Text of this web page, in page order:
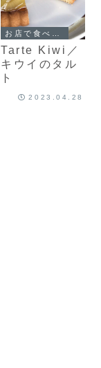
Tarte Kiwi／
キウイのタル
ト
2023.04.28